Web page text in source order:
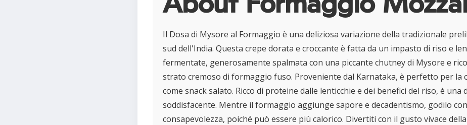
Il Dosa di Mysore al Formaggio è una deliziosa variazione della tradizionale
sud dell'India. Questa crepe dorata e croccante è fatta da un impasto di riso e
fermentate, generosamente spalmata con una piccante chutney di Mysore e
strato cremoso di formaggio fuso. Proveniente dal Karnataka, è perfetto per la
come snack salato. Ricco di proteine dalle lenticchie e dei benefici del riso, è una
soddisfacente. Mentre il formaggio aggiunge sapore e decadentismo, godilo con
consapevolezza, poiché può essere più calorico. Divertiti con il gusto vivace